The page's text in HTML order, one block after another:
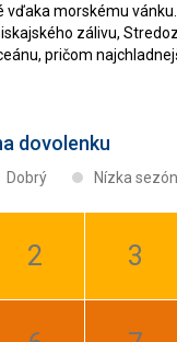
vďaka morskému
zálivu,
pričom
dovolenku
Dobrý Nízka
Február:
Marec: